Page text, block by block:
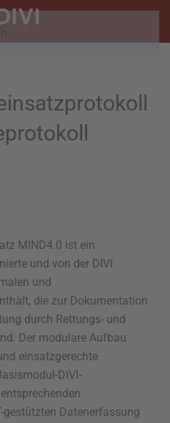
MIND4.0 ist ein
und von der DIVI
und
die zur Dokumentation
durch Rettungs- und
Der modulare Aufbau
einsatzgerechte
DIVI-
Datenerfassung